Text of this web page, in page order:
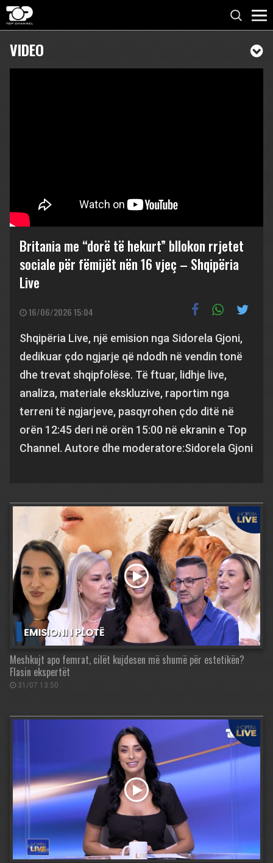
VIDEO
Britania me “dorë të hekurt” bllokon rrjetet
sociale për fëmijët nën 16 vjeç – Shqipëria
Live
16/06/2026 15:04
Shqipëria Live, një emision nga Sidorela Gjoni,
dedikuar çdo ngjarje që ndodh në vendin tonë
dhe trevat shqipfolëse. Të ftuar, lidhje live,
analiza, materiale ekskluzive, raportim nga
terreni të ngjarjeve, pasqyrohen çdo ditë në
orën 12:45 deri në orën 15:00 në ekranin e Top
Channel. Autore dhe moderatore:Sidorela Gjoni
Meshkujt apo femrat, cilët kujdesen më shumë për estetikën?
Flasin ekspertët
31/07 13:50